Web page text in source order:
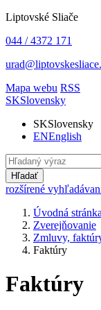
Liptovské Sliače
044 / 4372 171
Mapa webu RSS
SKSlovensky
SKSlovensky
ENEnglish
Hľadať
rozšírené
Úvodná stránka
Zverejňovanie
Zmluvy,
Faktúry
Faktúry